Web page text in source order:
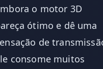
o motor 3D
ótimo e dê uma
de
consome muitos